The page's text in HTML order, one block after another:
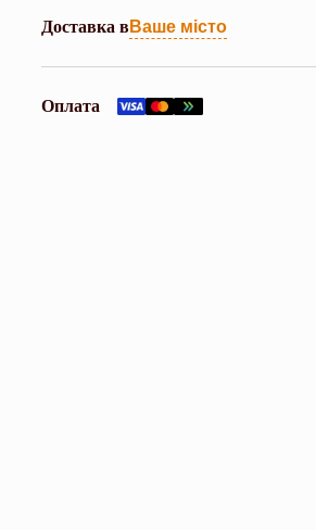
Доставка вВаше місто
Оплата